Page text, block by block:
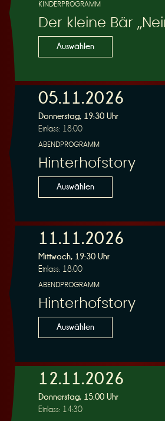
KINDERPROGRAMM
Der kleine Bär
Auswählen
05.11.2026
Donnerstag, 19:30 Uhr
Einlass: 18:00
ABENDPROGRAMM
Hinterhofstory
Auswählen
11.11.2026
Mittwoch, 19:30 Uhr
Einlass: 18:00
ABENDPROGRAMM
Hinterhofstory
Auswählen
12.11.2026
Donnerstag, 15:00 Uhr
Einlass: 14:30